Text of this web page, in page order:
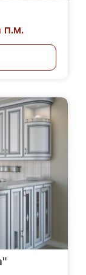
п.м.